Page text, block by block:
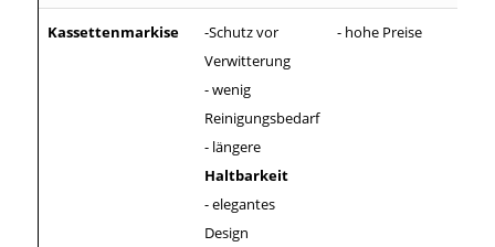
Kassettenmarkise
-Schutz vor
Verwitterung
- wenig
Reinigungsbedarf
- längere
Haltbarkeit
- elegantes
Design
- hohe Preise